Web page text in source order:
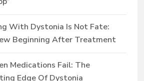
With Dystonia Is Not Fate:
Beginning After Treatment
Medications Fail: The
Edge Of Dystonia